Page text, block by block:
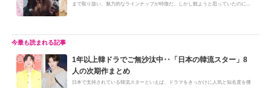
まで取り扱い、魅力的なラインナップが特徴だ。しかし観ようと思っていたのに...
1年以上韓ドラでご無沙汰中‥「日本の韓流スター」8
人の次期作まとめ
日本で支持されている韓流スターといえば、ドラマをきっかけに人気と知名度を獲